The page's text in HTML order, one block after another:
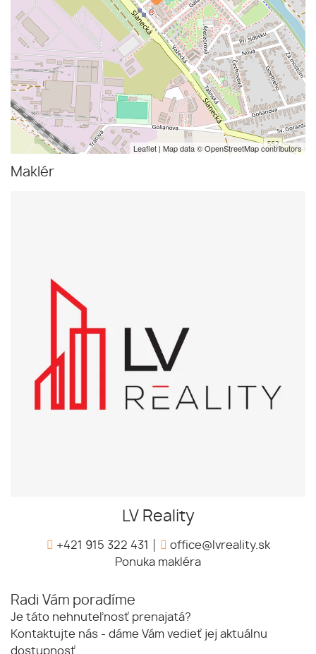
Leaflet | Map data ©OpenStreetMapcontributors
Maklér
LV Reality
+421 915 322 431
office@lvreality.sk
Ponuka makléra
Radi Vám poradíme
Je táto nehnuteľnosť prenajatá?
Kontaktujte nás - dáme Vám vedieť jej aktuálnu
dostupnosť.